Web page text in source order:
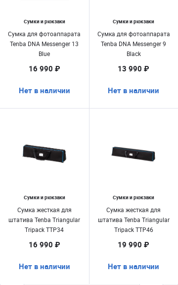
Сумки и рюкзаки
Сумка для фотоаппарата
Tenba DNA Messenger 13
Blue
16 990 ₽
Нет в наличии
Сумки и рюкзаки
Сумка для фотоаппарата
Tenba DNA Messenger 9
Black
13 990 ₽
Нет в наличии
Сумки и рюкзаки
Сумка жесткая для
штатива Tenba Triangular
Tripack TTP34
16 990 ₽
Нет в наличии
Сумки и рюкзаки
Сумка жесткая для
штатива Tenba Triangular
Tripack TTP46
19 990 ₽
Нет в наличии